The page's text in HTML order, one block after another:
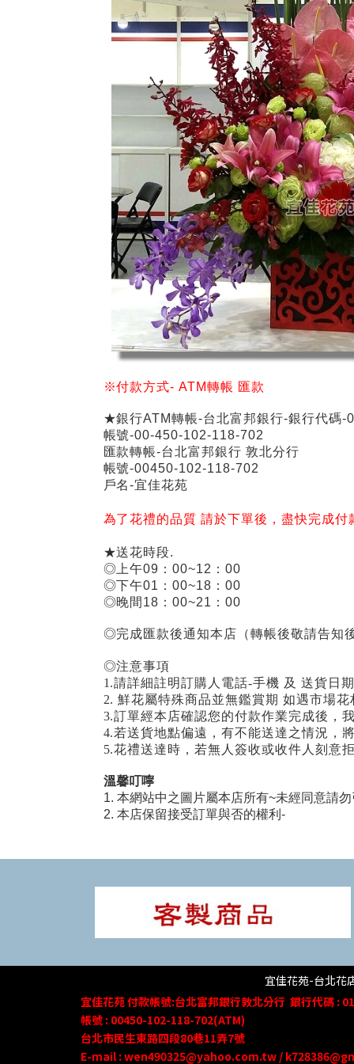
※付款方式-ATM轉帳 匯款
★銀行ATM轉帳-台北富邦銀行-銀行代碼-
帳號-00-450-102-118-702
匯款轉帳-台北富邦銀行 敦北分行
帳號-00450-102-118-702
戶名-宜佳花苑
為了花禮的品質 請於下單後，盡快完成付
★送花時段.
◎上午09：00~12：00
◎下午01：00~18：00
◎晚間18：00~21：00
◎完成匯款後通知本店（轉帳後敬請告知
◎注意事項
1.請詳細註明訂購人電話-手機 及 送貨日
2. 鮮花屬特殊商品並無鑑賞期 如遇市場
3.訂單經本店確認您的付款作業完成後，
4.若送貨地點偏遠，有不能送達之情況，
5.花禮送達時，若無人簽收或收件人刻意
溫馨叮嚀
1. 本網站中之圖片屬本店所有~未經同意請勿
2. 本店保留接受訂單與否的權利-
宜佳花苑-台北花
宜佳花苑付款帳號:台北富邦銀行敦北分行 銀行代碼 :
帳號 : 00450-102-118-702(ATM)
台北市民生東路四段80巷11弄7號
E-mail : wen490325@yahoo.com.tw /